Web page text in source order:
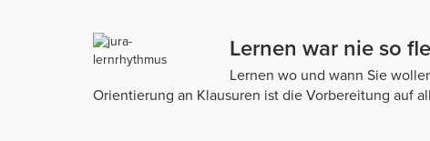
Lernen war nie so
Lernen wo und wann Sie
Orientierung an Klausuren ist die Vorbereitung auf